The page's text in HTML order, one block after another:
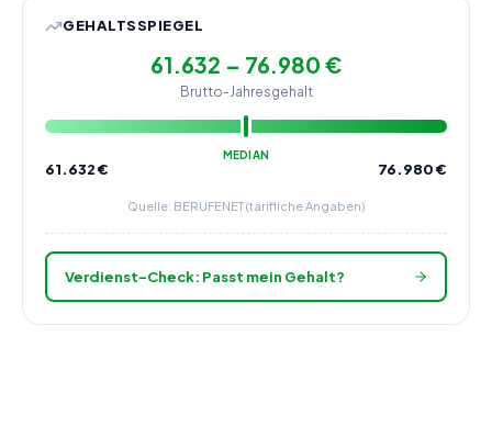
GEHALTSSPIEGEL
61.632 – 76.980 €
Brutto-Jahresgehalt
MEDIAN
61.632€ 76.980€
Quelle: BERUFENET (tarifliche Angaben)
Verdienst-Check: Passt mein Gehalt?